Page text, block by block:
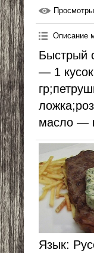
Просмотры
Описание
Быстрый
— 1
масло —
Язык: